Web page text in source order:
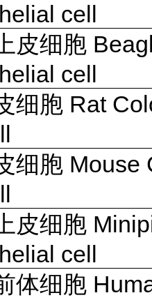
cell
皮细胞
cell
细胞 Rat
细胞 Mouse
皮细胞
cell
体细胞